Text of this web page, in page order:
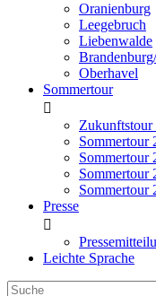
Oranienburg
Leegebruch
Liebenwalde
Oberhavel
Sommertour
Zukunftstour
Sommertour
Sommertour
Sommertour
Sommertour
Presse
Leichte Sprache